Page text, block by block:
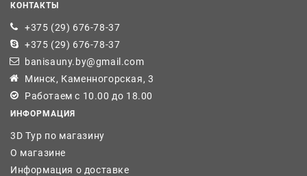
КОНТАКТЫ
+375 (29) 676-78-37
+375 (29) 676-78-37
banisauny.by@gmail.com
Минск, Каменногорская, 3
Работаем с 10.00 до 18.00
ИНФОРМАЦИЯ
3D Тур по магазину
О магазине
Информация о доставке